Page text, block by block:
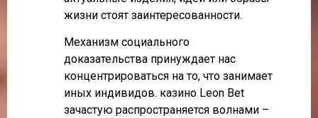
жизни стоят заинтересованности.
Механизм социального
доказательства принуждает нас
концентрироваться на то, что занимает
иных индивидов. казино Leon Bet
зачастую распространяется волнами –